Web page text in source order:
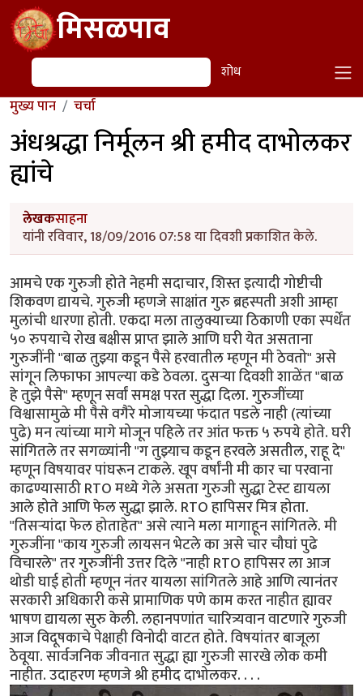
Skip to main contentमिसळपाव
शोध शोध
मुख्य पान चर्चा
अंधश्रद्धा निर्मूलन श्री हमीद दाभोलकर
ह्यांचे
लेखकसाहना
यांनी रविवार, 18/09/2016 07:58 या दिवशी प्रकाशित केले.
आमचे एक गुरुजी होते नेहमी सदाचार, शिस्त इत्यादी गोष्टीची
शिकवण द्यायचे. गुरुजी म्हणजे साक्षांत गुरु ब्रहस्पती अशी आम्हा
मुलांची धारणा होती. एकदा मला तालुक्याच्या ठिकाणी एका स्पर्धेंत
५० रुपयाचे रोख बक्षीस प्राप्त झाले आणि घरी येत असताना
गुरुजींनी "बाळ तुझ्या कडून पैसे हरवातील म्हणून मी ठेवतो" असे
सांगून लिफाफा आपल्या कडे ठेवला. दुसऱ्या दिवशी शाळेंत "बाळ
हे तुझे पैसे" म्हणून सर्वां समक्ष परत सुद्धा दिला. गुरुजींच्या
विश्वासामुळे मी पैसे वगैरे मोजायच्या फंदात पडले नाही (त्यांच्या
पुढे) मन त्यांच्या मागे मोजून पहिले तर आंत फक्त ५ रुपये होते. घरी
सांगितले तर सगळ्यांनी "ग तुझ्याच कडून हरवले असतील, राहू दे"
म्हणून विषयावर पांघरून टाकले. खूप वर्षांनी मी कार चा परवाना
काढण्यासाठी RTO मध्ये गेले असता गुरुजी सुद्धा टेस्ट द्यायला
आले होते आणि फेल सुद्धा झाले. RTO हापिसर मित्र होता.
"तिसऱ्यांदा फेल होताहेत" असे त्याने मला मागाहून सांगितले. मी
गुरुजींना "काय गुरुजी लायसन भेटले का असे चार चौघां पुढे
विचारले" तर गुरुजींनी उत्तर दिले "नाही RTO हापिसर ला आज
थोडी घाई होती म्हणून नंतर यायला सांगितले आहे आणि त्यानंतर
सरकारी अधिकारी कसे प्रामाणिक पणे काम करत नाहीत ह्यावर
भाषण द्यायला सुरु केली. लहानपणांत चारित्र्यवान वाटणारे गुरुजी
आज विदूषकाचे पेक्षाही विनोदी वाटत होते. विषयांतर बाजूला
ठेवूया. सार्वजनिक जीवनात सुद्धा ह्या गुरुजी सारखे लोक कमी
नाहीत. उदाहरण म्हणजे श्री हमीद दाभोलकर. . . .